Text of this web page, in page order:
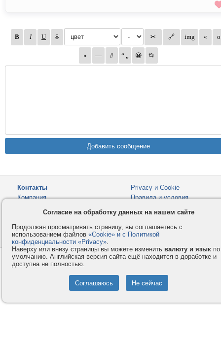
Контакты
Компания
Privacy и Cookie
Правила и условия
Помощь
© 2008-2026VMESTE.EU - Все права защищены.
Согласие на обработку данных на нашем сайте
Продолжая просматривать страницу, вы соглашаетесь с
использованием файлов «Cookie» и с Политикой
конфиденциальности «Privacy».
Наверху или внизу страницы вы можете изменить валюту и язык по
умолчанию. Английская версия сайта ещё находится в доработке и
доступна не полностью.